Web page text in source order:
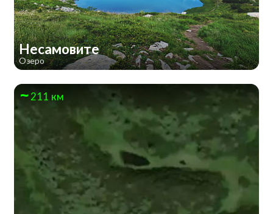
Несамовите
Озеро
211 км